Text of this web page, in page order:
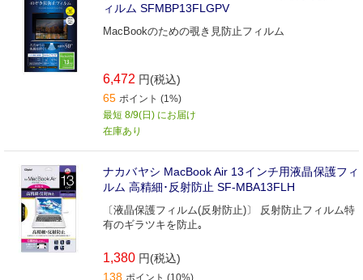
ィルム SFMBP13FLGPV
MacBookのための覗き見防止フィルム
6,472 円(税込)
65 ポイント (1%)
最短 8/9(日) にお届け
在庫あり
ナカバヤシ MacBook Air 13インチ用液晶保護フィ
ルム 高精細･反射防止 SF-MBA13FLH
〔液晶保護フィルム(反射防止)〕 反射防止フィルム特
有のギラツキを防止｡
1,380 円(税込)
138 ポイント (10%)